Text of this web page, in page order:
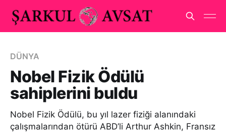
DÜNYA
Nobel Fizik Ödülü
sahiplerini buldu
Nobel Fizik Ödülü, bu yıl lazer fiziği alanındaki
çalışmalarından ötürü ABD’li Arthur Ashkin, Fransız